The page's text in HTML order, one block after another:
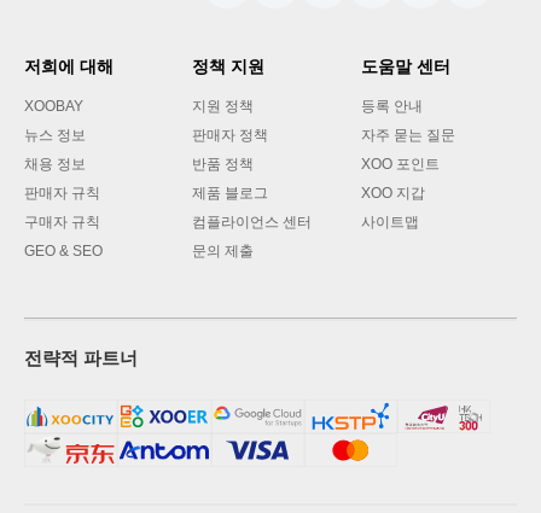
저희에 대해
XOOBAY
뉴스 정보
채용 정보
판매자 규칙
구매자 규칙
GEO & SEO
정책 지원
지원 정책
판매자 정책
반품 정책
제품 블로그
컴플라이언스 센터
문의 제출
도움말 센터
등록 안내
자주 묻는 질문
XOO 포인트
XOO 지갑
사이트맵
전략적 파트너